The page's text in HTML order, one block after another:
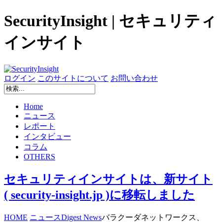
SecurityInsight | セキュリティ
インサイト
ログイン このサイトについて お問い合わせ
Home
ニュース
レポート
インタビュー
コラム
OTHERS
セキュリティインサイトは、新サイト
( security-insight.jp )に移転しました
HOME ニュースDigest Newsバラクーダネットワークス、